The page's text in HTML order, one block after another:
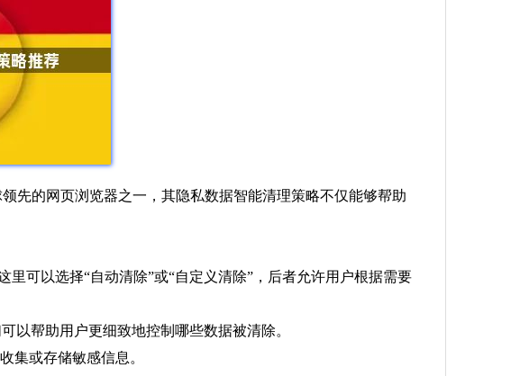
先的网页浏览器之一，其隐私数据智能清理策略不仅能够帮助
里可以选择“自动清除”或“自定义清除”，后者允许用户根据需要
以帮助用户更细致地控制哪些数据被清除。
集或存储敏感信息。